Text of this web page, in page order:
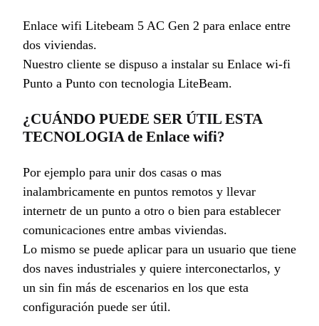
Enlace wifi Litebeam 5 AC Gen 2 para enlace entre
dos viviendas.
Nuestro cliente se dispuso a instalar su Enlace wi-fi
Punto a Punto con tecnologia LiteBeam.
¿CUÁNDO PUEDE SER ÚTIL ESTA
TECNOLOGIA de Enlace wifi?
Por ejemplo para unir dos casas o mas
inalambricamente en puntos remotos y llevar
internetr de un punto a otro o bien para establecer
comunicaciones entre ambas viviendas.
Lo mismo se puede aplicar para un usuario que tiene
dos naves industriales y quiere interconectarlos, y
un sin fin más de escenarios en los que esta
configuración puede ser útil.